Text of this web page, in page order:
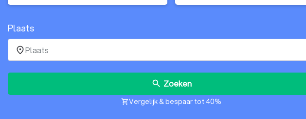
Plaats
place
search Zoeken
shopping_cartVergelijk & bespaar tot 40%